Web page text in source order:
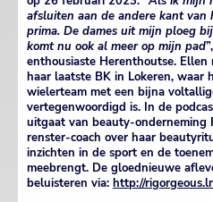
afsluiten aan de andere kant van
prima. De dames uit mijn ploeg
komt nu ook al meer op mijn pad
enthousiaste Herenthoutse.
haar laatste BK in Lokeren, waar
wielerteam met een bijna
vertegenwoordigd is. In de
uitgaat van beauty-onderneming
renster-coach over haar
inzichten in de sport en de
meebrengt. De gloednieuwe
beluisteren via: http://